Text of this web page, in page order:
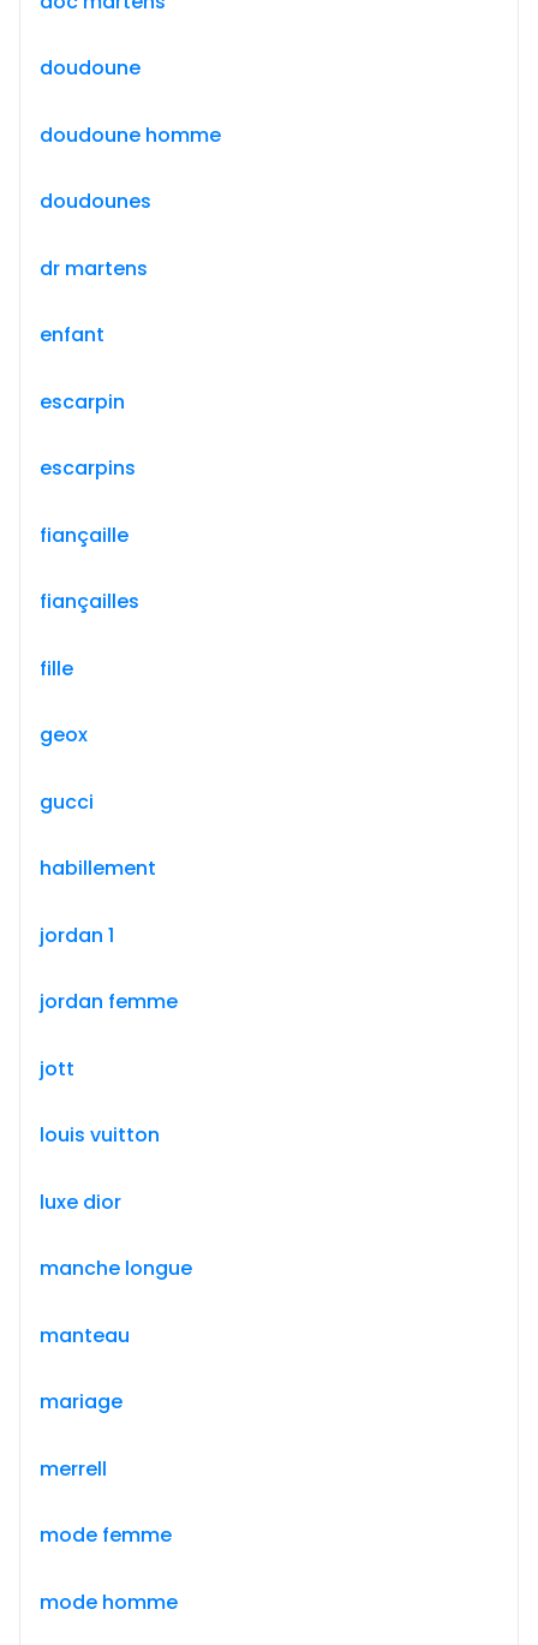
doudoune
doudoune homme
doudounes
dr martens
enfant
escarpin
escarpins
fiançaille
fiançailles
fille
geox
gucci
habillement
jordan 1
jordan femme
jott
louis vuitton
luxe dior
manche longue
manteau
mariage
merrell
mode femme
mode homme